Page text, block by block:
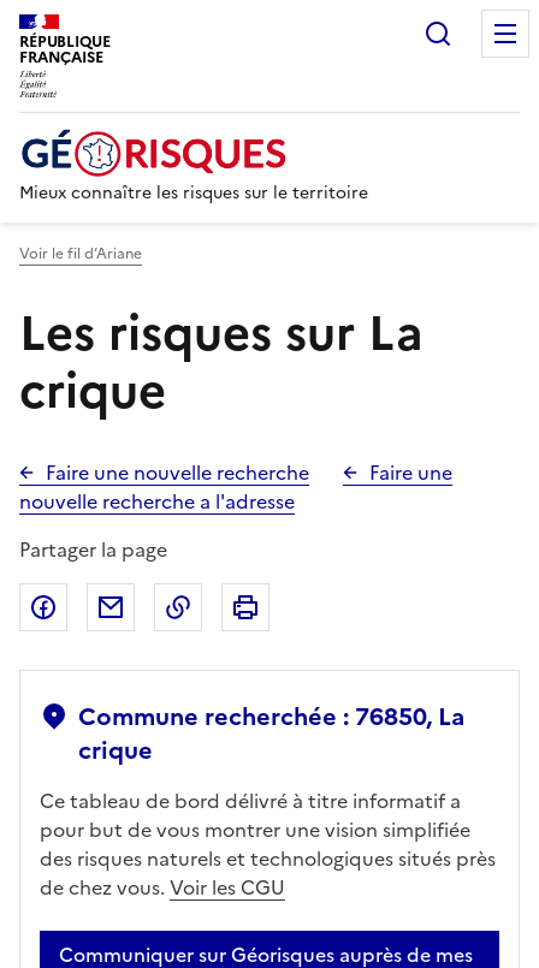
RÉPUBLIQUE
FRANÇAISE
Mieux connaître les risques sur le territoire
Voir le fil d’Ariane
Les risques sur La
crique
Faire une nouvelle recherche
Faire une
nouvelle recherche a l'adresse
Partager la page
Partager sur Facebook
Partager par emailCopier dans le presse-papier
Commune recherchée : 76850, La
crique
Ce tableau de bord délivré à titre informatif a
pour but de vous montrer une vision simplifiée
des risques naturels et technologiques situés près
de chez vous. Voir les CGU
Communiquer sur Géorisques auprès de mes